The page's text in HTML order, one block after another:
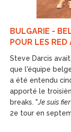
BULGARIE -
POUR LES RED
Steve Darcis
que l'équipe
a été entendu
apporté le
breaks. "Je suis
2e tour en